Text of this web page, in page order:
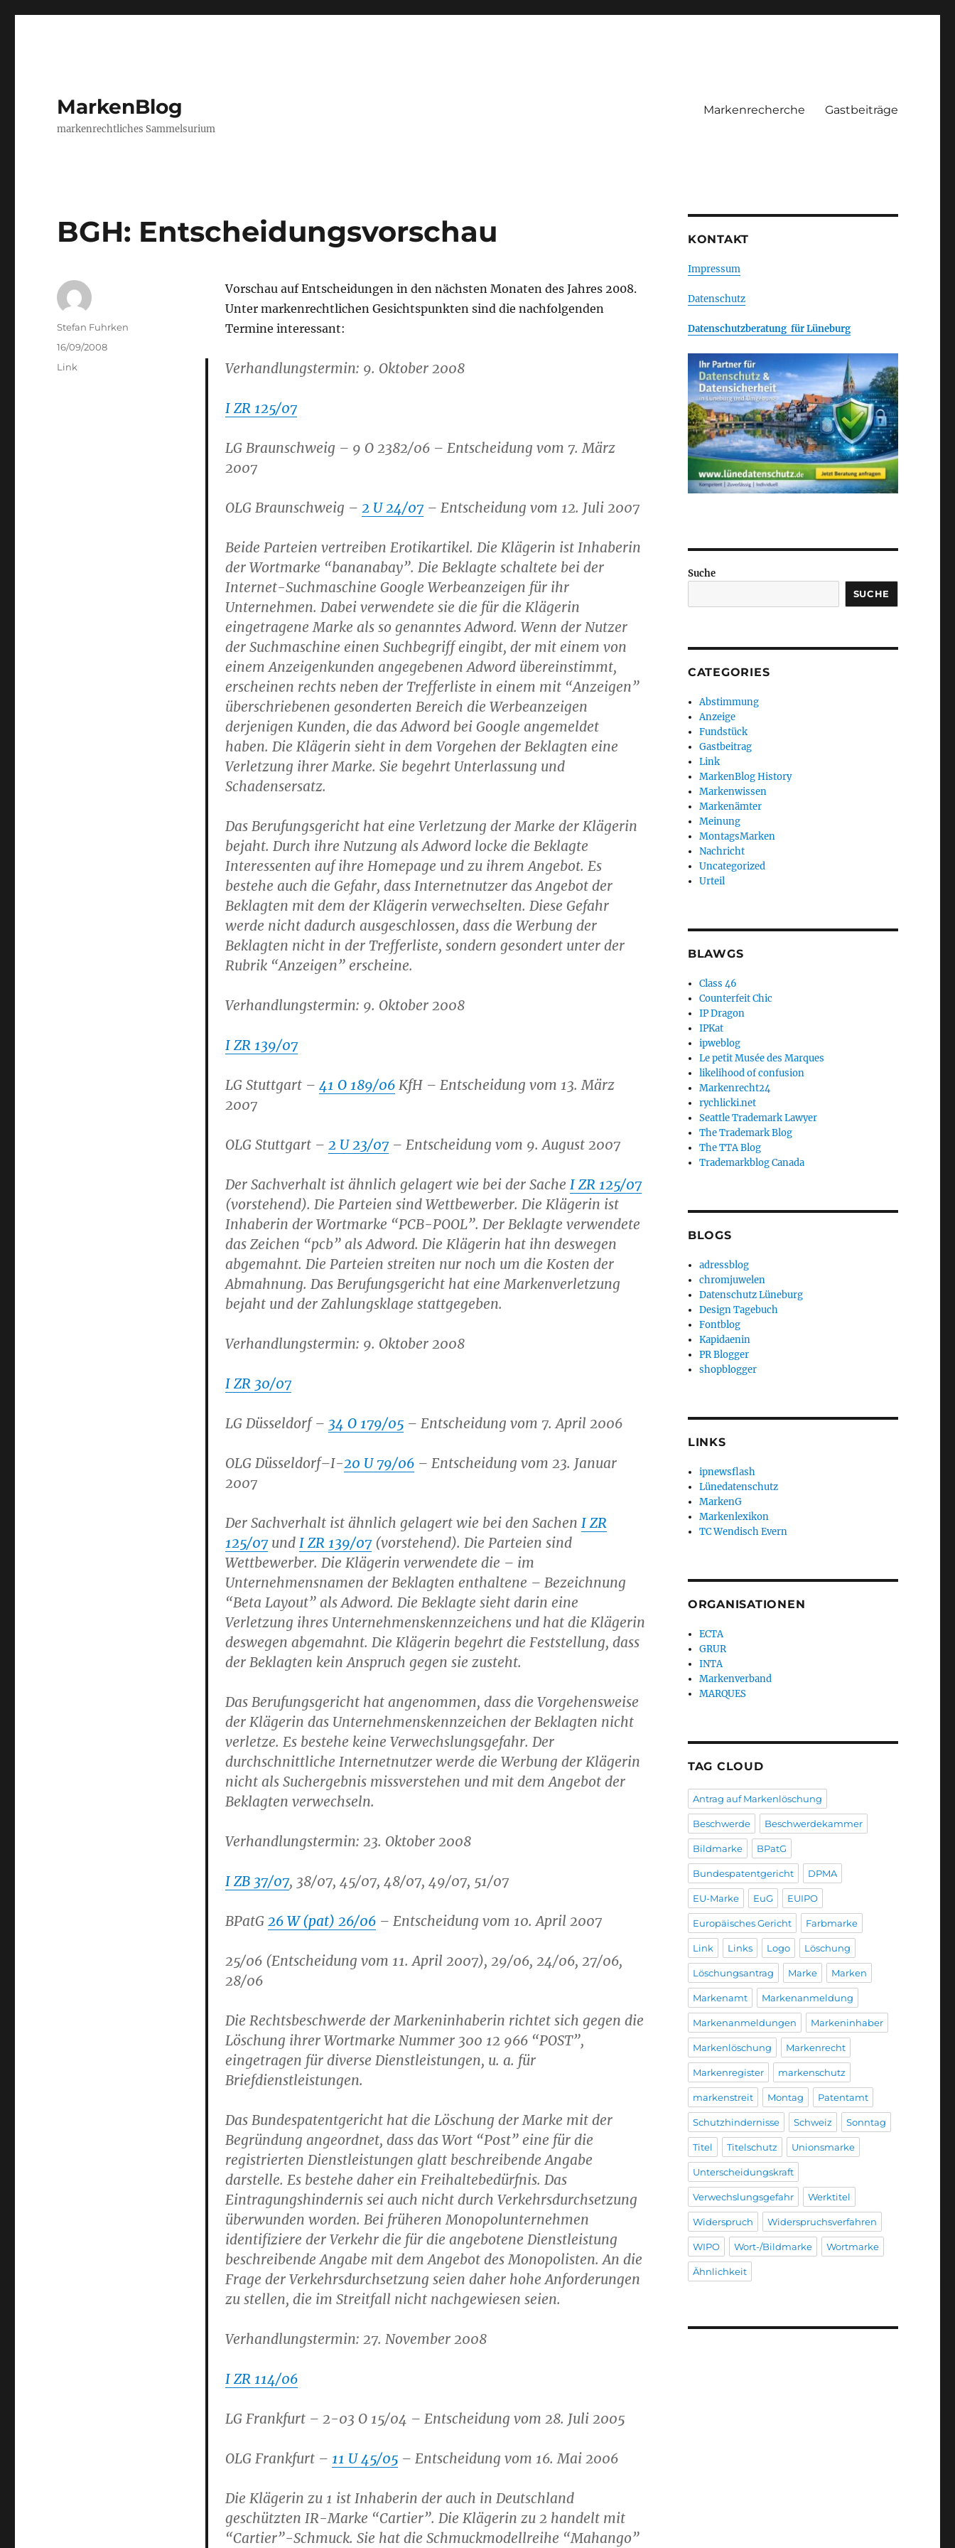
MarkenBlog
markenrechtliches Sammelsurium
Markenrecherche Gastbeiträge
BGH: Entscheidungsvorschau
Vorschau auf Entscheidungen in den nächsten Monaten des Jahres 2008.
Unter markenrechtlichen Gesichtspunkten sind die nachfolgenden
Termine interessant:
Verhandlungstermin: 9. Oktober 2008
I ZR 125/07
LG Braunschweig – 9 O 2382/06 – Entscheidung vom 7. März
2007
OLG Braunschweig – 2 U 24/07– Entscheidung vom 12. Juli 2007
Beide Parteien vertreiben Erotikartikel. Die Klägerin ist Inhaberin
der Wortmarke “bananabay”. Die Beklagte schaltete bei der
Internet-Suchmaschine Google Werbeanzeigen für ihr
Unternehmen. Dabei verwendete sie die für die Klägerin
eingetragene Marke als so genanntes Adword. Wenn der Nutzer
der Suchmaschine einen Suchbegriff eingibt, der mit einem von
einem Anzeigenkunden angegebenen Adword übereinstimmt,
erscheinen rechts neben der Trefferliste in einem mit “Anzeigen”
überschriebenen gesonderten Bereich die Werbeanzeigen
derjenigen Kunden, die das Adword bei Google angemeldet
haben. Die Klägerin sieht in dem Vorgehen der Beklagten eine
Verletzung ihrer Marke. Sie begehrt Unterlassung und
Schadensersatz.
Das Berufungsgericht hat eine Verletzung der Marke der Klägerin
bejaht. Durch ihre Nutzung als Adword locke die Beklagte
Interessenten auf ihre Homepage und zu ihrem Angebot. Es
bestehe auch die Gefahr, dass Internetnutzer das Angebot der
Beklagten mit dem der Klägerin verwechselten. Diese Gefahr
werde nicht dadurch ausgeschlossen, dass die Werbung der
Beklagten nicht in der Trefferliste, sondern gesondert unter der
Rubrik “Anzeigen” erscheine.
Verhandlungstermin: 9. Oktober 2008
I ZR 139/07
LG Stuttgart – 41 O 189/06KfH – Entscheidung vom 13. März
2007
OLG Stuttgart – 2 U 23/07– Entscheidung vom 9. August 2007
Der Sachverhalt ist ähnlich gelagert wie bei der Sache I ZR 125/07
(vorstehend). Die Parteien sind Wettbewerber. Die Klägerin ist
Inhaberin der Wortmarke “PCB-POOL”. Der Beklagte verwendete
das Zeichen “pcb” als Adword. Die Klägerin hat ihn deswegen
abgemahnt. Die Parteien streiten nur noch um die Kosten der
Abmahnung. Das Berufungsgericht hat eine Markenverletzung
bejaht und der Zahlungsklage stattgegeben.
Verhandlungstermin: 9. Oktober 2008
I ZR 30/07
LG Düsseldorf – 34 O 179/05– Entscheidung vom 7. April 2006
OLG Düsseldorf–I-20 U 79/06– Entscheidung vom 23. Januar
2007
Der Sachverhalt ist ähnlich gelagert wie bei den Sachen I ZR
125/07und I ZR 139/07(vorstehend). Die Parteien sind
Wettbewerber. Die Klägerin verwendete die – im
Unternehmensnamen der Beklagten enthaltene – Bezeichnung
“Beta Layout” als Adword. Die Beklagte sieht darin eine
Verletzung ihres Unternehmenskennzeichens und hat die Klägerin
deswegen abgemahnt. Die Klägerin begehrt die Feststellung, dass
der Beklagten kein Anspruch gegen sie zusteht.
Das Berufungsgericht hat angenommen, dass die Vorgehensweise
der Klägerin das Unternehmenskennzeichen der Beklagten nicht
verletze. Es bestehe keine Verwechslungsgefahr. Der
durchschnittliche Internetnutzer werde die Werbung der Klägerin
nicht als Suchergebnis missverstehen und mit dem Angebot der
Beklagten verwechseln.
Verhandlungstermin: 23. Oktober 2008
I ZB 37/07, 38/07, 45/07, 48/07, 49/07, 51/07
BPatG 26 W (pat) 26/06– Entscheidung vom 10. April 2007
25/06 (Entscheidung vom 11. April 2007), 29/06, 24/06, 27/06,
28/06
Die Rechtsbeschwerde der Markeninhaberin richtet sich gegen die
Löschung ihrer Wortmarke Nummer 300 12 966 “POST”,
eingetragen für diverse Dienstleistungen, u. a. für
Briefdienstleistungen.
Das Bundespatentgericht hat die Löschung der Marke mit der
Begründung angeordnet, dass das Wort “Post” eine für die
registrierten Dienstleistungen glatt beschreibende Angabe
darstelle. Es bestehe daher ein Freihaltebedürfnis. Das
Eintragungshindernis sei auch nicht durch Verkehrsdurchsetzung
überwunden worden. Bei früheren Monopolunternehmen
identifiziere der Verkehr die für die angebotene Dienstleistung
beschreibende Angabe mit dem Angebot des Monopolisten. An die
Frage der Verkehrsdurchsetzung seien daher hohe Anforderungen
zu stellen, die im Streitfall nicht nachgewiesen seien.
Verhandlungstermin: 27. November 2008
I ZR 114/06
LG Frankfurt – 2-03 O 15/04 – Entscheidung vom 28. Juli 2005
OLG Frankfurt – 11 U 45/05– Entscheidung vom 16. Mai 2006
Die Klägerin zu 1 ist Inhaberin der auch in Deutschland
geschützten IR-Marke “Cartier”. Die Klägerin zu 2 handelt mit
“Cartier”-Schmuck. Sie hat die Schmuckmodellreihe “Mahango”
Author
Stefan Fuhrken
Posted
on
16/09/2008
Categories
Link
KONTAKT
Impressum
Datenschutz
Datenschutzberatung für Lüneburg
Suche
SUCHE
CATEGORIES
Abstimmung
Anzeige
Fundstück
Gastbeitrag
Link
MarkenBlog History
Markenwissen
Markenämter
Meinung
MontagsMarken
Nachricht
Uncategorized
Urteil
BLAWGS
Class 46
Counterfeit Chic
IP Dragon
IPKat
ipweblog
Le petit Musée des Marques
likelihood of confusion
Markenrecht24
rychlicki.net
Seattle Trademark Lawyer
The Trademark Blog
The TTA Blog
Trademarkblog Canada
BLOGS
adressblog
chromjuwelen
Datenschutz Lüneburg
Design Tagebuch
Fontblog
Kapidaenin
PR Blogger
shopblogger
LINKS
ipnewsflash
Lünedatenschutz
MarkenG
Markenlexikon
TC Wendisch Evern
ORGANISATIONEN
ECTA
GRUR
INTA
Markenverband
MARQUES
TAG CLOUD
Antrag auf Markenlöschung
Beschwerde Beschwerdekammer
Bildmarke BPatG
Bundespatentgericht DPMA
EU-Marke EuG EUIPO
Europäisches Gericht Farbmarke
Link Links Logo Löschung
Löschungsantrag Marke Marken
Markenamt Markenanmeldung
Markenanmeldungen Markeninhaber
Markenlöschung Markenrecht
Markenregister markenschutz
markenstreit Montag Patentamt
Schutzhindernisse Schweiz Sonntag
Titel Titelschutz Unionsmarke
Unterscheidungskraft
Verwechslungsgefahr Werktitel
Widerspruch Widerspruchsverfahren
WIPO Wort-/Bildmarke Wortmarke
Ähnlichkeit